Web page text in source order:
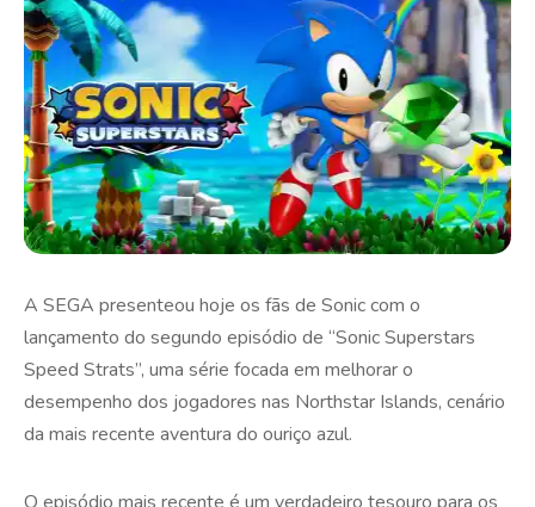
A SEGA presenteou hoje os fãs de Sonic com o
lançamento do segundo episódio de “Sonic Superstars
Speed Strats”, uma série focada em melhorar o
desempenho dos jogadores nas Northstar Islands, cenário
da mais recente aventura do ouriço azul.